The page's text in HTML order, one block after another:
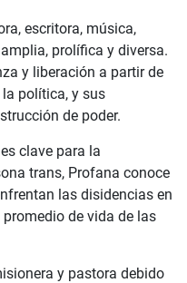
escritora, música,
prolífica y diversa.
y liberación a partir de
política, y sus
de poder.
clave para la
trans, Profana conoce
las disidencias en
de vida de las
y pastora debido